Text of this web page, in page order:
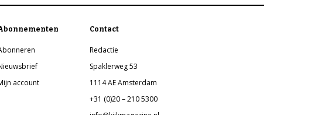
account
Contact
Redactie
Spaklerweg 53
1114 AE Amsterdam
+31 (0)20 – 210 5300